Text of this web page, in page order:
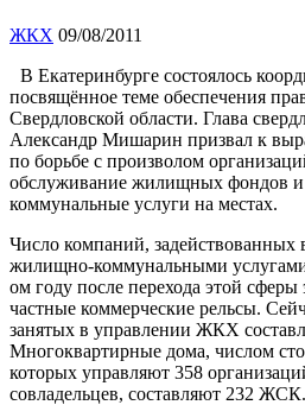
ЖКХ 09/08/2011
В Екатеринбурге состоялось
посвящённое теме обеспечения
Свердловской области. Глава
Александр Мишарин призвал к
по борьбе с произволом
обслуживание жилищных фондов
коммунальные услуги на местах.
Число компаний, задействованных
жилищно-коммунальными
ом году после перехода этой
частные коммерческие рельсы.
занятых в управлении ЖКХ
Многоквартирные дома, числом
которых управляют 358
совладельцев, составляют 232 ЖСК.